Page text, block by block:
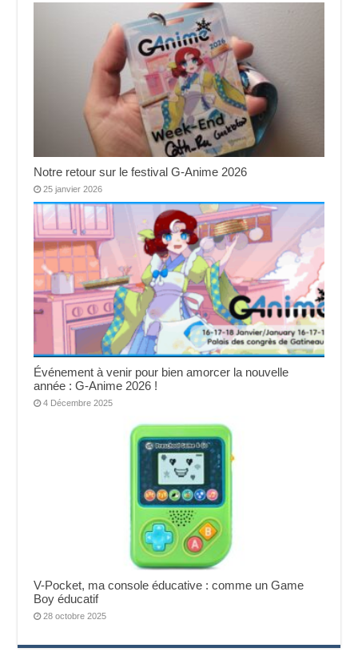
Notre retour sur le festival G-Anime 2026
25 janvier 2026
Événement à venir pour bien amorcer la nouvelle
année : G-Anime 2026 !
4 Décembre 2025
V-Pocket, ma console éducative : comme un Game
Boy éducatif
28 octobre 2025